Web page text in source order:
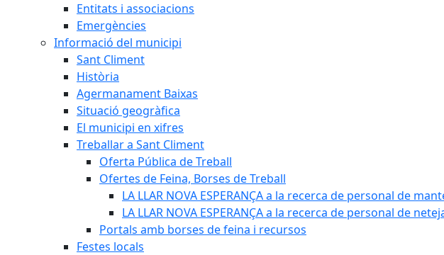
Entitats i associacions
Emergències
Informació del municipi
Sant Climent
Història
Agermanament Baixas
Situació geogràfica
El municipi en xifres
Treballar a Sant Climent
Oferta Pública de Treball
Ofertes de Feina, Borses de Treball
LA LLAR NOVA ESPERANÇA a la recerca de personal de
LA LLAR NOVA ESPERANÇA a la recerca de personal de
Portals amb borses de feina i recursos
Festes locals